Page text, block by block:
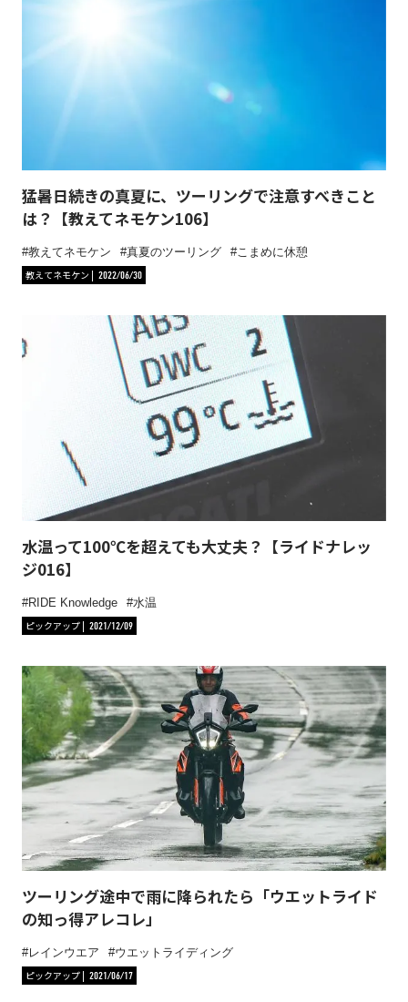
猛暑日続きの真夏に、ツーリングで注意すべきこと
は？【教えてネモケン106】
教えてネモケン 真夏のツーリング
こまめに休憩
教えてネモケン
2022/06/30
水温って100℃を超えても大丈夫？【ライドナレッ
ジ016】
RIDE Knowledge
水温
ピックアップ
2021/12/09
ツーリング途中で雨に降られたら「ウエットライド
の知っ得アレコレ」
レインウエア
ウエットライディング
ピックアップ
2021/06/17